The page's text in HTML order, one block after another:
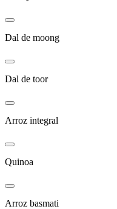
Dal de moong
Dal de toor
Arroz integral
Quinoa
Arroz basmati